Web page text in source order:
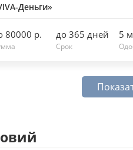
Деньги»
80000 р. до 365 дней
Срок
5